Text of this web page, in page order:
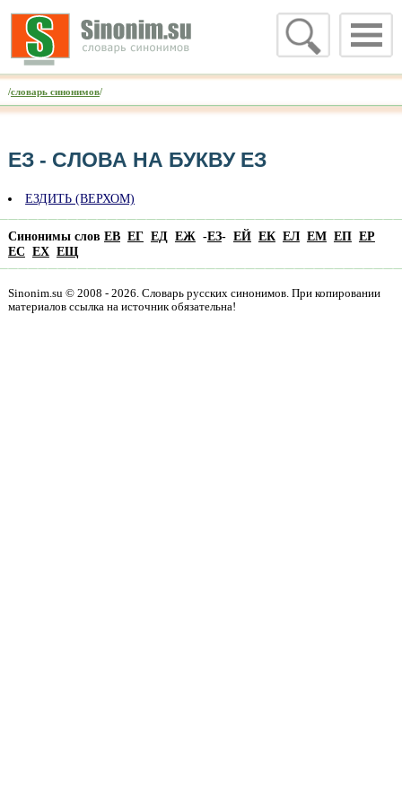
/словарь синонимов/
ЕЗ - CЛОВА НА БУКВУ ЕЗ
ЕЗДИТЬ (ВЕРХОМ)
Синонимы слов ЕВ ЕГ ЕД ЕЖ-ЕЗ- ЕЙ ЕК ЕЛ ЕМ ЕП ЕР
ЕС ЕХ ЕЩ
Sinonim.su © 2008 - 2026. Словарь русских синонимов. При копировании
материалов ссылка на источник обязательна!